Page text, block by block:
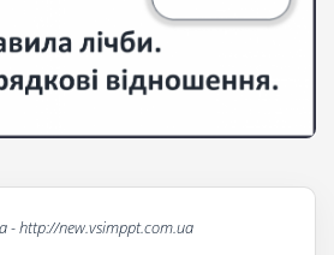
- http://new.vsimppt.com.ua